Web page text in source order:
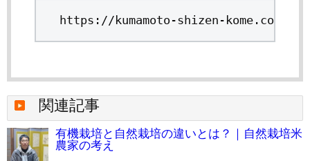
https://kumamoto-shizen-kome.com/
関連記事
有機栽培と自然栽培の違いとは？｜自然栽培米
農家の考え